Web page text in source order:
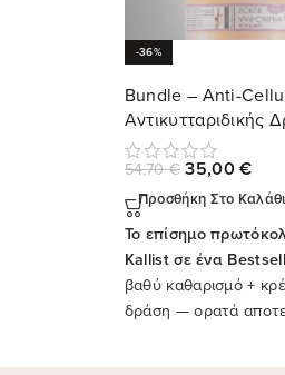
-36%
Bundle – Anti-
Αντικυτταριδικής
54,70€ 35,00€
Προσθήκη Στο Καλάθι
Το επίσημο
Kallist σε ένα
βαθύ καθαρισμό +
δράση — ορατά